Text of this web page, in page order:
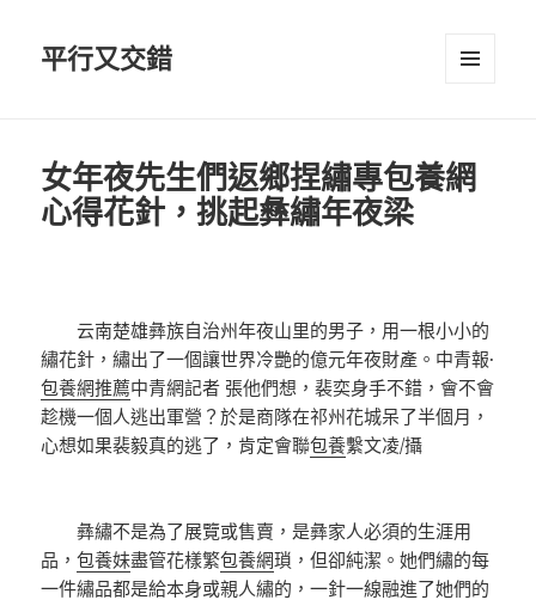
平行又交錯
女年夜先生們返鄉捏繡專包養網
心得花針，挑起彝繡年夜梁
云南楚雄彝族自治州年夜山里的男子，用一根小小的
繡花針，繡出了一個讓世界冷艷的億元年夜財產。中青報·
包養網推薦中青網記者 張他們想，裴奕身手不錯，會不會
趁機一個人逃出軍營？於是商隊在祁州花城呆了半個月，
心想如果裴毅真的逃了，肯定會聯包養繫文凌/攝
彝繡不是為了展覽或售賣，是彝家人必須的生涯用
品，包養妹盡管花樣繁包養網瑣，但卻純潔。她們繡的每
一件繡品都是給本身或親人繡的，一針一線融進了她們的